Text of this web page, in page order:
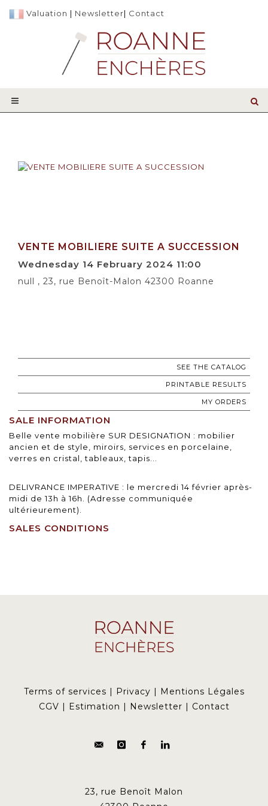
Valuation | Newsletter| Contact
VENTE MOBILIERE SUITE A SUCCESSION
Wednesday 14 February 2024 11:00
null , 23, rue Benoît-Malon 42300 Roanne
SEE THE CATALOG
PRINTABLE RESULTS
MY ORDERS
SALE INFORMATION
Belle vente mobilière SUR DESIGNATION : mobilier
ancien et de style, miroirs, services en porcelaine,
verres en cristal, tableaux, tapis...
DELIVRANCE IMPERATIVE : le mercredi 14 février après-
midi de 13h à 16h. (Adresse communiquée
ultérieurement).
SALES CONDITIONS
Terms of services Privacy
Mentions Légales
CGV
Estimation Newsletter Contact
23, rue Benoît Malon